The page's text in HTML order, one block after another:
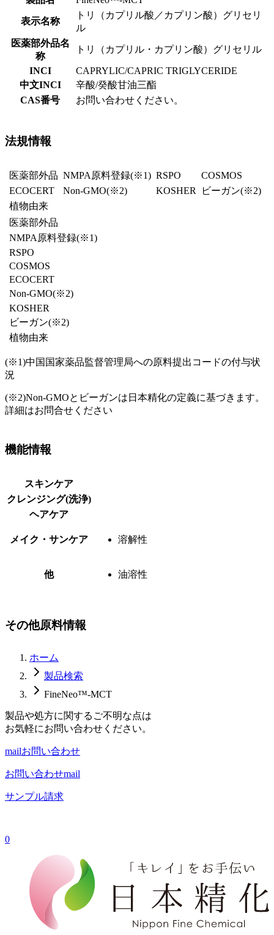
表示名称
トリ（カプリル酸／カプリン酸）グリセリ
ル
医薬部外品名
称
トリ（カプリル・カプリン酸）グリセリル
INCI
CAPRYLIC/CAPRIC TRIGLYCERIDE
中文INCI
辛酸/癸酸甘油三酯
CAS番号
お問い合わせください。
法規情報
医薬部外品 NMPA原料登録(※1) RSPO
COSMOS
ECOCERT
Non-GMO(※2) KOSHER ビーガン(※2)
植物由来
医薬部外品
NMPA原料登録(※1)
RSPO
COSMOS
ECOCERT
Non-GMO(※2)
KOSHER
ビーガン(※2)
植物由来
(※1)中国国家薬品監督管理局への原料提出コードの付与状
況
(※2)Non-GMOとビーガンは日本精化の定義に基づきます。
詳細はお問合せください
機能情報
スキンケア
クレンジング(洗浄)
ヘアケア
メイク・サンケア 溶解性
他 油溶性
その他原料情報
ホーム
製品検索
FineNeo™-MCT
製品や処方に関するご不明な点は
お気軽にお問い合わせください。
mailお問い合わせ
お問い合わせmail
サンプル請求
0